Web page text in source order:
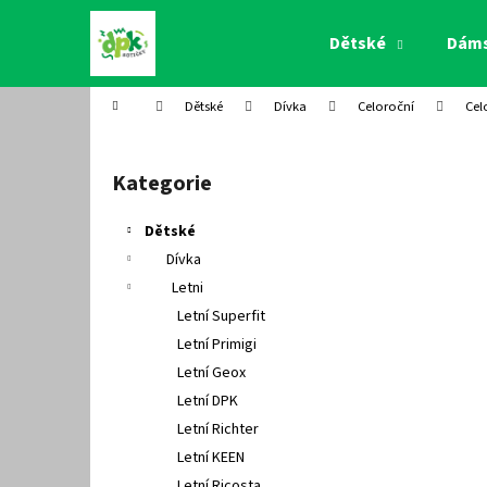
Dětské
Domů Dětské Dívka Celoroční
Přeskočit
kategorie
Kategorie
Dětské
Dívka
Letni
Letní Superfit
Letní Primigi
Letní Geox
Letní DPK
Letní Richter
Letní KEEN
í
Zpět
do
Zpět
do